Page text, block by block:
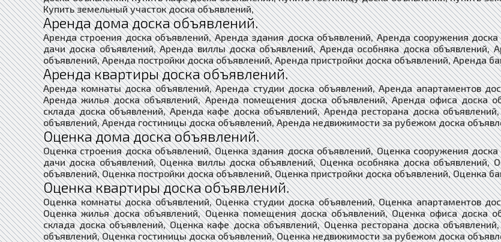
Купить земельный участок доска объявлений,
Аренда дома доска объявлений.
Аренда строения доска объявлений, Аренда здания доска объявлений, Аренда сооружения
дачи доска объявлений, Аренда виллы доска объявлений, Аренда особняка доска объявлений,
объявлений, Аренда постройки доска объявлений, Аренда пристройки доска объявлений, Аренда
Аренда квартиры доска объявлений.
Аренда комнаты доска объявлений, Аренда студии доска объявлений, Аренда апартаментов
Аренда жилья доска объявлений, Аренда помещения доска объявлений, Аренда офиса доска
склада доска объявлений, Аренда кафе доска объявлений, Аренда ресторана доска
объявлений, Аренда гостиницы доска объявлений, Аренда недвижимости за рубежом доска
Оценка дома доска объявлений.
Оценка строения доска объявлений, Оценка здания доска объявлений, Оценка сооружения
дачи доска объявлений, Оценка виллы доска объявлений, Оценка особняка доска объявлений,
объявлений, Оценка постройки доска объявлений, Оценка пристройки доска объявлений, Оценка
Оценка квартиры доска объявлений.
Оценка комнаты доска объявлений, Оценка студии доска объявлений, Оценка апартаментов
Оценка жилья доска объявлений, Оценка помещения доска объявлений, Оценка офиса доска
склада доска объявлений, Оценка кафе доска объявлений, Оценка ресторана доска
объявлений, Оценка гостиницы доска объявлений, Оценка недвижимости за рубежом доска